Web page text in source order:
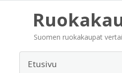
Suomen ruokakaupat